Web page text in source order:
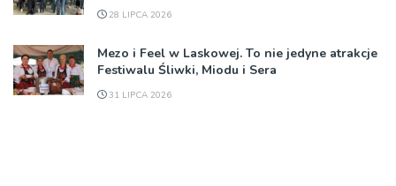
28 LIPCA 2026
Mezo i Feel w Laskowej. To nie jedyne atrakcje
Festiwalu Śliwki, Miodu i Sera
31 LIPCA 2026